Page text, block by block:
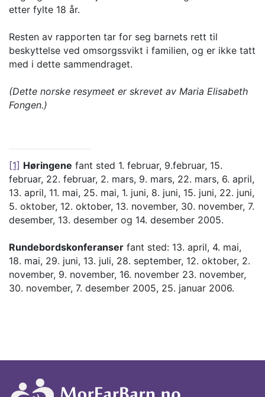
etter fylte 18 år.
Resten av rapporten tar for seg barnets rett til
beskyttelse ved omsorgssvikt i familien, og er ikke tatt
med i dette sammendraget.
(Dette norske resymeet er skrevet av Maria Elisabeth
Fongen.)
[1] Høringene fant sted 1. februar, 9.februar, 15.
februar, 22. februar, 2. mars, 9. mars, 22. mars, 6. april,
13. april, 11. mai, 25. mai, 1. juni, 8. juni, 15. juni, 22. juni,
5. oktober, 12. oktober, 13. november, 30. november, 7.
desember, 13. desember og 14. desember 2005.
Rundebordskonferanser fant sted: 13. april, 4. mai,
18. mai, 29. juni, 13. juli, 28. september, 12. oktober, 2.
november, 9. november, 16. november 23. november,
30. november, 7. desember 2005, 25. januar 2006.